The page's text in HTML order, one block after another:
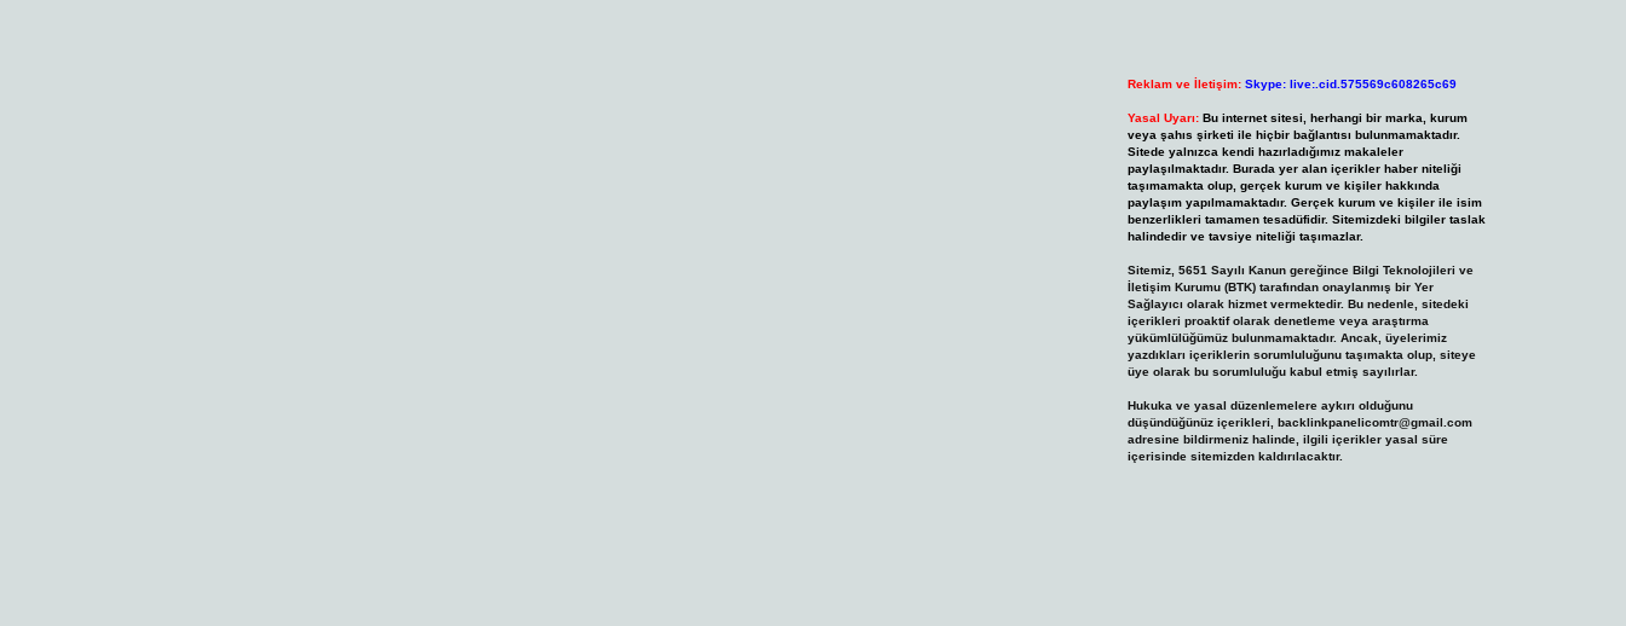
Reklam ve İletişim: Skype: live:.cid.575569c608265c69
Yasal Uyarı: Bu internet sitesi, herhangi bir marka, kurum
veya şahıs şirketi ile hiçbir bağlantısı bulunmamaktadır.
Sitede yalnızca kendi hazırladığımız makaleler
paylaşılmaktadır. Burada yer alan içerikler haber niteliği
taşımamakta olup, gerçek kurum ve kişiler hakkında
paylaşım yapılmamaktadır. Gerçek kurum ve kişiler ile isim
benzerlikleri tamamen tesadüfidir. Sitemizdeki bilgiler taslak
halindedir ve tavsiye niteliği taşımazlar.
Sitemiz, 5651 Sayılı Kanun gereğince Bilgi Teknolojileri ve
İletişim Kurumu (BTK) tarafından onaylanmış bir Yer
Sağlayıcı olarak hizmet vermektedir. Bu nedenle, sitedeki
içerikleri proaktif olarak denetleme veya araştırma
yükümlülüğümüz bulunmamaktadır. Ancak, üyelerimiz
yazdıkları içeriklerin sorumluluğunu taşımakta olup, siteye
üye olarak bu sorumluluğu kabul etmiş sayılırlar.
Hukuka ve yasal düzenlemelere aykırı olduğunu
düşündüğünüz içerikleri, backlinkpanelicomtr@gmail.com
adresine bildirmeniz halinde, ilgili içerikler yasal süre
içerisinde sitemizden kaldırılacaktır.